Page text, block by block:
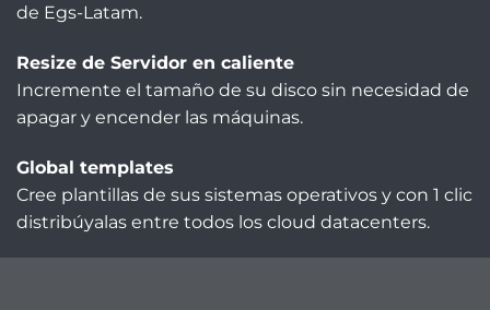
de Egs-Latam.
Resize de Servidor en caliente
Incremente el tamaño de su disco sin necesidad de
apagar y encender las máquinas.
Global templates
Cree plantillas de sus sistemas operativos y con 1 clic
distribúyalas entre todos los cloud datacenters.